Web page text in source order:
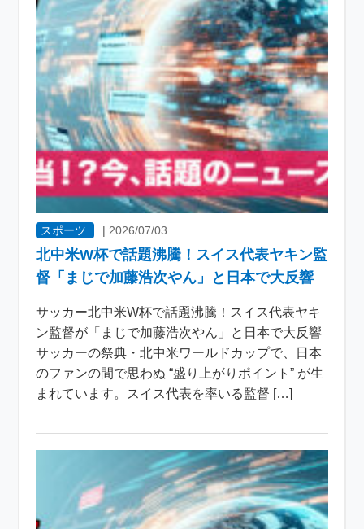
スポーツ | 2026/07/03
北中米W杯で話題沸騰！スイス代表ヤキン監
督「まじで加藤浩次やん」と日本で大反響
サッカー北中米W杯で話題沸騰！スイス代表ヤキ
ン監督が「まじで加藤浩次やん」と日本で大反響
サッカーの祭典・北中米ワールドカップで、日本
のファンの間で思わぬ “盛り上がりポイント” が生
まれています。スイス代表を率いる監督 […]